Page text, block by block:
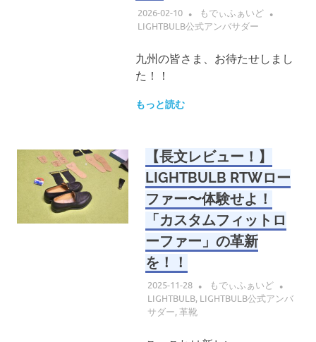
2026-02-10
もでぃふぁいど
LIGHTBULB公式アンバサダー
九州の皆さま、お待たせしまし
た！！
もっと読む
【長文レビュー！】
LIGHTBULB RTWロー
ファー〜体験せよ！
「カスタムフィットロ
ーファー」の革新
を！！
2025-11-28
もでぃふぁいど
LIGHTBULB, LIGHTBULB公式アンバ
サダー,革靴